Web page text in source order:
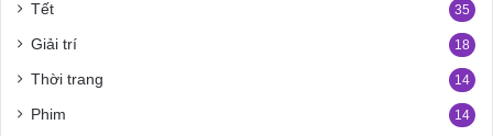
Tết 35
Giải trí 18
Thời trang 14
Phim 14